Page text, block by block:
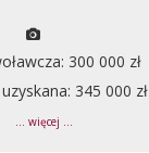
300 000 zł
345 000 zł
... więcej ...